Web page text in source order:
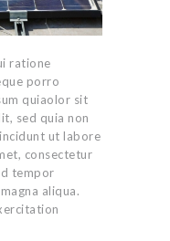
ratione
porro
quiaolor sit
sed quia non
ut labore
consectetur
tempor
aliqua.